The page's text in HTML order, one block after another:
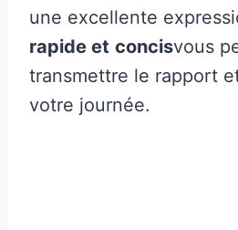
une excellente
rapide et concisvous
transmettre le rapport
votre journée.